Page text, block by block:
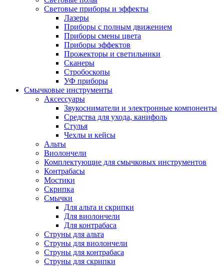
Световые приборы и эффекты
Лазеры
Приборы с полным движением
Приборы смены цвета
Приборы эффектов
Прожекторы и светильники
Сканеры
Стробоскопы
УФ приборы
Смычковые инструменты
Аксессуары
Звукосниматели и электронные компоненты
Средства для ухода, канифоль
Стулья
Чехлы и кейсы
Альты
Виолончели
Комплектующие для смычковых инструментов
Контрабасы
Мостики
Скрипка
Смычки
Для альта и скрипки
Для виолончели
Для контрабаса
Струны для альта
Струны для виолончели
Струны для контрабаса
Струны для скрипки